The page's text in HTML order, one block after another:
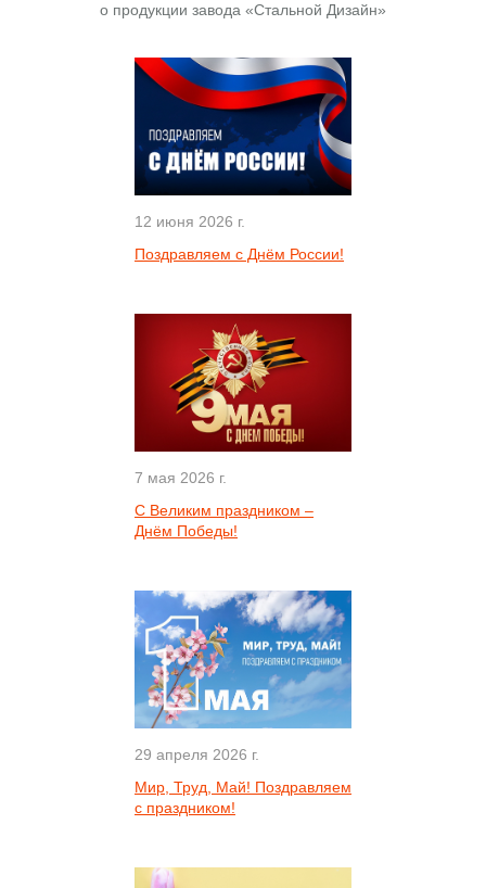
о продукции завода «Стальной Дизайн»
12 июня 2026 г.
Поздравляем с Днём России!
7 мая 2026 г.
С Великим праздником –
Днём Победы!
29 апреля 2026 г.
Мир, Труд, Май! Поздравляем
с праздником!